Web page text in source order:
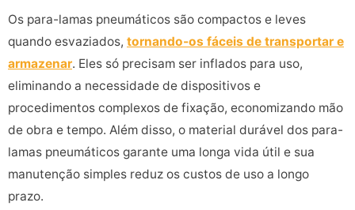
Os para-lamas pneumáticos são compactos e leves
quando esvaziados, tornando-os fáceis de transportar e
armazenar. Eles só precisam ser inflados para uso,
eliminando a necessidade de dispositivos e
procedimentos complexos de fixação, economizando mão
de obra e tempo. Além disso, o material durável dos para-
lamas pneumáticos garante uma longa vida útil e sua
manutenção simples reduz os custos de uso a longo
prazo.